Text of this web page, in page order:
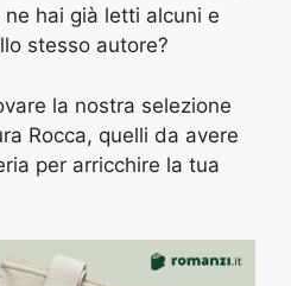
hai già letti alcuni e
stesso autore?
la nostra selezione
Rocca, quelli da avere
per arricchire la tua